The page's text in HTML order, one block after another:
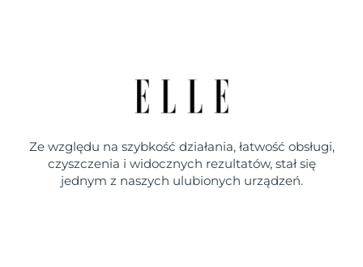
Ze względu na szybkość działania, łatwość obsługi,
czyszczenia i widocznych rezultatów, stał się
jednym z naszych ulubionych urządzeń.